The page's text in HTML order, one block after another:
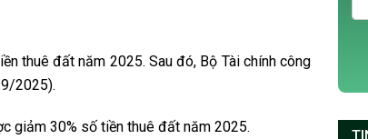
thuê đất năm 2025. Sau đó, Bộ Tài chính công
2025).
giảm 30% số tiền thuê đất năm 2025.